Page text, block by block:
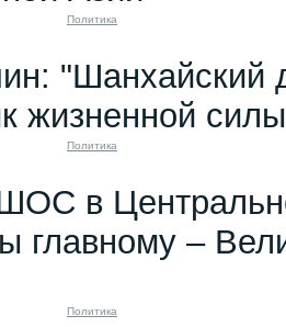
Политика
"Шанхайский
жизненной
Политика
в
главному –
Политика